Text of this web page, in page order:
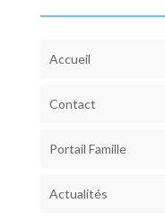
Accueil
Contact
Portail Famille
Actualités